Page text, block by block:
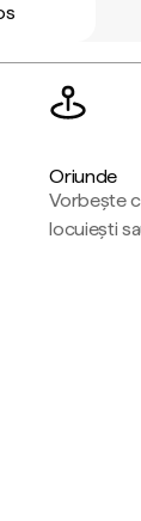
Oriunde
Vorbește
locuiești